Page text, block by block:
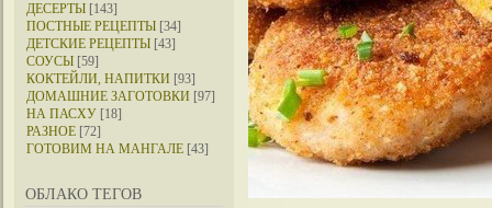
ДЕСЕРТЫ [143]
ПОСТНЫЕ РЕЦЕПТЫ [34]
ДЕТСКИЕ РЕЦЕПТЫ [43]
СОУСЫ [59]
КОКТЕЙЛИ, НАПИТКИ [93]
ДОМАШНИЕ ЗАГОТОВКИ [97]
НА ПАСХУ [18]
РАЗНОЕ [72]
ГОТОВИМ НА МАНГАЛЕ [43]
ОБЛАКО ТЕГОВ